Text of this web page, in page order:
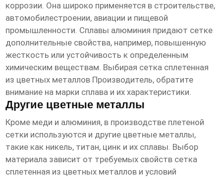
коррозии. Она широко применяется в строительстве,
автомобилестроении, авиации и пищевой
промышленности. Сплавы алюминия придают сетке
дополнительные свойства, например, повышенную
жесткость или устойчивость к определенным
химическим веществам. Выбирая сетка сплетенная
из цветных металлов Производитель, обратите
внимание на марки сплава и их характеристики.
Другие цветные металлы
Кроме меди и алюминия, в производстве плетеной
сетки используются и другие цветные металлы,
такие как никель, титан, цинк и их сплавы. Выбор
материала зависит от требуемых свойств сетка
сплетенная из цветных металлов и условий